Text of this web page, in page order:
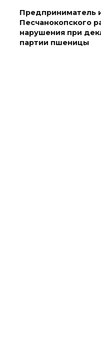
режиме
05 августа 2026 18:21
Предприниматель
Песчанокопского
нарушения при
партии пшеницы